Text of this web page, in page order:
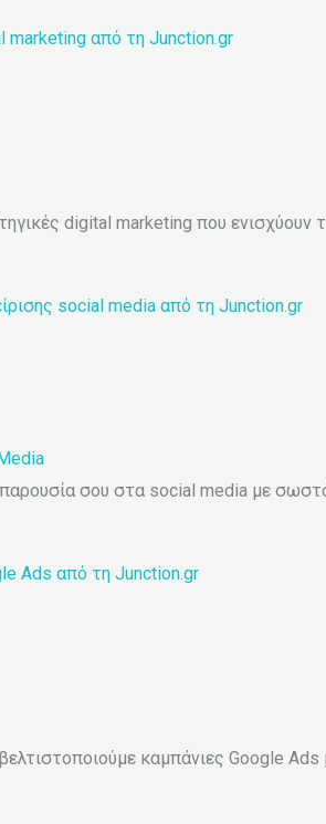
digital marketing που ενισχύουν
σου στα social media με σωστό
καμπάνιες Google